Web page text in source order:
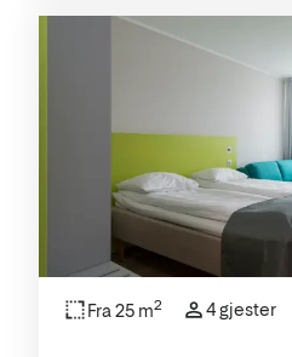
Fra 25 m2 4 gjester